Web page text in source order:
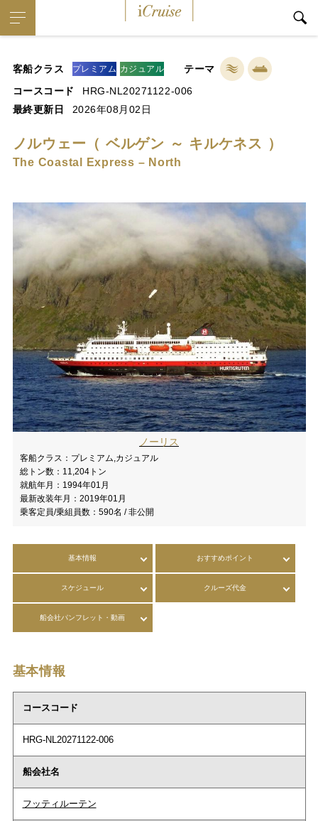
客船クラス プレミアム カジュアル
テーマ
コースコード
HRG-NL20271122-006
最終更新日
2026年08月02日
ノルウェー（ ベルゲン ～ キルケネス ）
The Coastal Express – North
ノーリス
客船クラス： プレミアム,カジュアル
総トン数： 11,204トン
就航年月： 1994年01月
最新改装年月： 2019年01月
乗客定員/乗組員数： 590名 / 非公開
基本情報 おすすめポイント
スケジュール クルーズ代金
船会社パンフレット・動画
基本情報
コースコード
HRG-NL20271122-006
船会社名
フッティルーテン